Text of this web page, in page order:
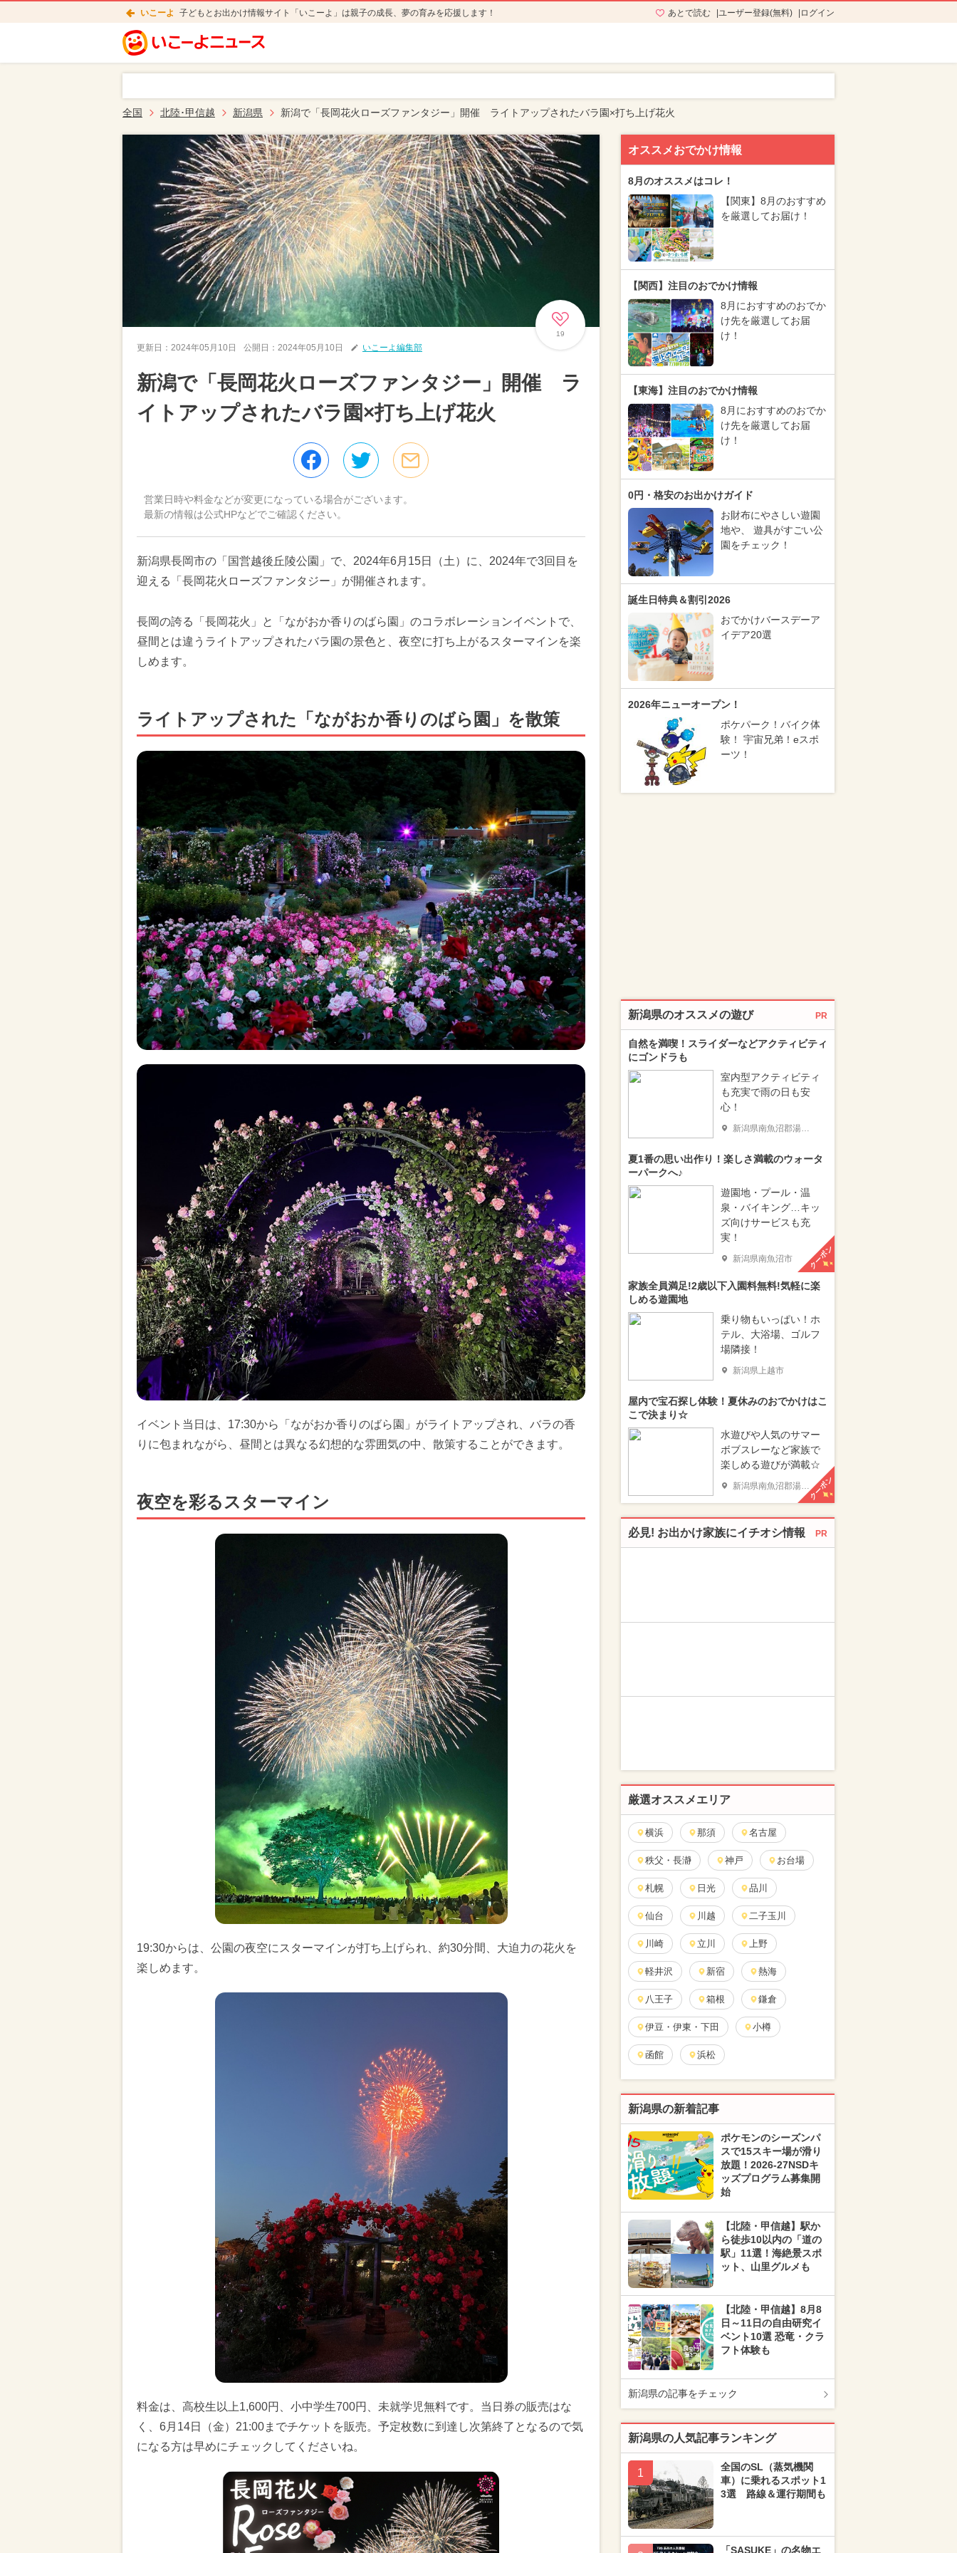
いこーよ 子どもとお出かけ情報サイト「いこーよ」は親子の成長、夢の育みを応援します！ あとで読む ユーザー登録(無料) ログイン
全国 北陸･甲信越 新潟県 新潟で「長岡花火ローズファンタジー」開催 ライトアップされたバラ園×打ち上げ花火
19
更新日： 2024年05月10日 公開日： 2024年05月10日 いこーよ編集部
新潟で「長岡花火ローズファンタジー」開催 ラ
イトアップされたバラ園×打ち上げ花火
営業日時や料金などが変更になっている場合がございます。
最新の情報は公式HPなどでご確認ください。
新潟県長岡市の「国営越後丘陵公園」で、2024年6月15日（土）に、2024年で3回目を
迎える「長岡花火ローズファンタジー」が開催されます。
長岡の誇る「長岡花火」と「ながおか香りのばら園」のコラボレーションイベントで、
昼間とは違うライトアップされたバラ園の景色と、夜空に打ち上がるスターマインを楽
しめます。
ライトアップされた「ながおか香りのばら園」を散策
イベント当日は、17:30から「ながおか香りのばら園」がライトアップされ、バラの香
りに包まれながら、昼間とは異なる幻想的な雰囲気の中、散策することができます。
夜空を彩るスターマイン
19:30からは、公園の夜空にスターマインが打ち上げられ、約30分間、大迫力の花火を
楽しめます。
料金は、高校生以上1,600円、小中学生700円、未就学児無料です。当日券の販売はな
く、6月14日（金）21:00までチケットを販売。予定枚数に到達し次第終了となるので気
になる方は早めにチェックしてくださいね。
オススメおでかけ情報
8月のオススメはコレ！
【関東】8月のおすすめ
を厳選してお届け！
【関西】注目のおでかけ情報
8月におすすめのおでか
け先を厳選してお届
け！
【東海】注目のおでかけ情報
8月におすすめのおでか
け先を厳選してお届
け！
0円・格安のお出かけガイド
お財布にやさしい遊園
地や、 遊具がすごい公
園をチェック！
誕生日特典＆割引2026
おでかけバースデーア
イデア20選
2026年ニューオープン！
ポケパーク！バイク体
験！ 宇宙兄弟！eスポ
ーツ！
新潟県のオススメの遊び PR
自然を満喫！スライダーなどアクティビティ
にゴンドラも
室内型アクティビティ
も充実で雨の日も安
心！
新潟県南魚沼郡湯沢町
夏1番の思い出作り！楽しさ満載のウォータ
ーパークへ♪
遊園地・プール・温
泉・バイキング…キッ
ズ向けサービスも充
実！
新潟県南魚沼市 クーポン
家族全員満足!2歳以下入園料無料!気軽に楽
しめる遊園地
乗り物もいっぱい！ホ
テル、大浴場、ゴルフ
場隣接！
新潟県上越市
屋内で宝石探し体験！夏休みのおでかけはこ
こで決まり☆
水遊びや人気のサマー
ボブスレーなど家族で
楽しめる遊びが満載☆
新潟県南魚沼郡湯沢町 クーポン
必見! お出かけ家族にイチオシ情報 PR
厳選オススメエリア
横浜 那須 名古屋
秩父・長瀞 神戸 お台場
札幌 日光 品川
仙台 川越 二子玉川
川崎 立川 上野
軽井沢 新宿 熱海
八王子 箱根 鎌倉
伊豆・伊東・下田 小樽
函館 浜松
新潟県の新着記事
ポケモンのシーズンパ
スで15スキー場が滑り
放題！2026-27NSDキ
ッズプログラム募集開
始
【北陸・甲信越】駅か
ら徒歩10以内の「道の
駅」11選！海絶景スポ
ット、山里グルメも
【北陸・甲信越】8月8
日～11日の自由研究イ
ベント10選 恐竜・クラ
フト体験も
新潟県の記事をチェック
新潟県の人気記事ランキング
1
全国のSL（蒸気機関
車）に乗れるスポット1
3選 路線＆運行期間も
「SASUKE」の名物エ